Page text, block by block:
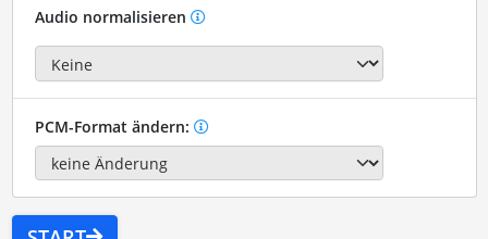
Audio normalisieren
PCM-Format ändern: